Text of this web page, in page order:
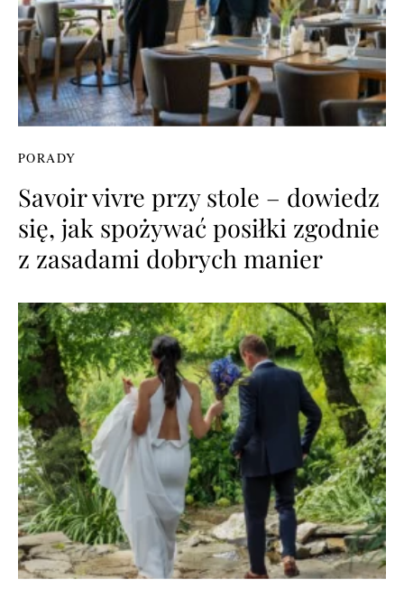
PORADY
Savoir vivre przy stole – dowiedz
się, jak spożywać posiłki zgodnie
z zasadami dobrych manier